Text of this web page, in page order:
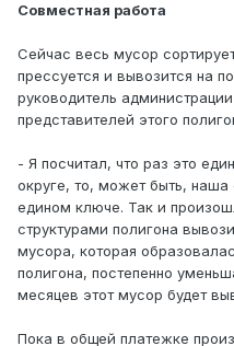
Совместная работа
Сейчас весь мусор
прессуется и вывозится на
руководитель
представителей этого
- Я посчитал, что раз это
округе, то, может быть,
едином ключе. Так и
структурами полигона
мусора, которая
полигона, постепенно
месяцев этот мусор будет
Пока в общей платежке